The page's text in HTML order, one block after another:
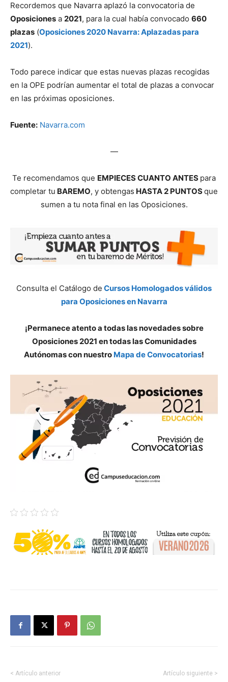
Recordemos que Navarra aplazó la convocatoria de
Oposiciones a 2021, para la cual había convocado 660
plazas (Oposiciones 2020 Navarra: Aplazadas para
2021).
Todo parece indicar que estas nuevas plazas recogidas
en la OPE podrían aumentar el total de plazas a convocar
en las próximas oposiciones.
Fuente: Navarra.com
—
Te recomendamos que EMPIECES CUANTO ANTES para
completar tu BAREMO, y obtengas HASTA 2 PUNTOSque
sumen a tu nota final en las Oposiciones.
Consulta el Catálogo de Cursos Homologados válidos
para Oposiciones en Navarra
¡Permanece atento a todas las novedades sobre
Oposiciones 2021 en todas las Comunidades
Autónomas con nuestro Mapa de Convocatorias!
< Artículo anterior Artículo siguiente >